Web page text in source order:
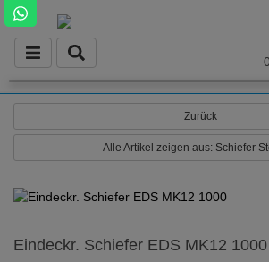
Zurück
Alle Artikel zeigen aus: Schiefer
Eindeckr. Schiefer EDS MK12 1000